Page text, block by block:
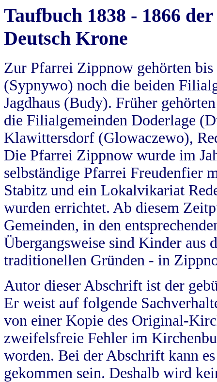
Taufbuch 1838 - 1866
Deutsch Krone
Zur Pfarrei Zippnow gehörten
(Sypnywo) noch die beiden
Jagdhaus (Budy). Früher
die Filialgemeinden Doderlage
Klawittersdorf (Glowaczewo),
Die Pfarrei Zippnow wurde im
selbständige Pfarrei Freudenfier
Stabitz und ein Lokalvikariat
wurden errichtet. Ab diesem
Gemeinden, in den
Übergangsweise sind Kinder aus
traditionellen Gründen - in
Autor dieser Abschrift ist der
Er weist auf folgende
von einer Kopie des Original-
zweifelsfreie Fehler im
worden. Bei der Abschrift kann
gekommen sein. Deshalb wird